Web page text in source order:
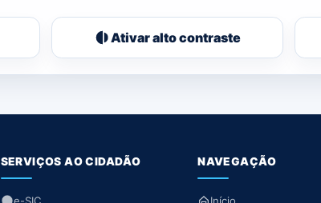
Ativar alto contraste
SERVIÇOS AO CIDADÃO NAVEGAÇÃO